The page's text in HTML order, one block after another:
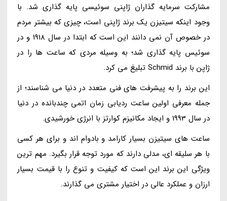
مشارکت سرمایه گذاران ژاپنی سوئیسی پایه گذاری شد. با
وجود اینکه سیتیزن یک برند ژاپنی است، چیزی که بیشتر مردم
در خصوص آن نمی دانند این است که ابتدا در سال 1918 و در
سوئیس پایه گذاری شد؛ به وسیله مردی که ساعت ها را در
ژاپن با برند Schmid تبلیغ می کرد.
این برند را به پیشرفت های فنی متعدد در دنیا می شناسند؛ از
جمله معرفی اولین ساعت ردیابی زمان اتمی چندبانده در دنیا
در سال 1993 و ایجاد مکانیزم کوارتز با انرژی خورشیدی.
ساعت های سیتیزن بسیار کارامد و بادوام اند و برای هر کسی
با هر سلیقه ای، مدلی دارند که مورد توجه قرار بگیرد. مهم ترین
ویژگی این برند این است که کیفیت و تنوع را با قیمت بسیار
ارزان و عملکرد عالی در اختیار مشتری می گذارند.